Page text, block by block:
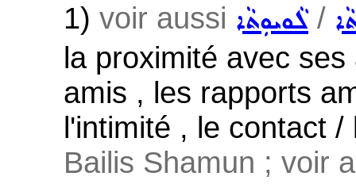
1) voir aussi ܠܵܘܝܘܼܬܵܐ/
la proximité avec
amis , les rapports
l'intimité , le contact
Bailis Shamun ; voir